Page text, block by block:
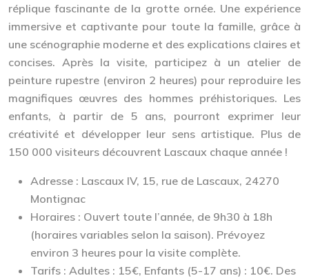
réplique fascinante de la grotte ornée. Une expérience
immersive et captivante pour toute la famille, grâce à
une scénographie moderne et des explications claires et
concises. Après la visite, participez à un atelier de
peinture rupestre (environ 2 heures) pour reproduire les
magnifiques œuvres des hommes préhistoriques. Les
enfants, à partir de 5 ans, pourront exprimer leur
créativité et développer leur sens artistique. Plus de
150 000 visiteurs découvrent Lascaux chaque année !
Adresse : Lascaux IV, 15, rue de Lascaux, 24270
Montignac
Horaires : Ouvert toute l’année, de 9h30 à 18h
(horaires variables selon la saison). Prévoyez
environ 3 heures pour la visite complète.
Tarifs : Adultes : 15€, Enfants (5-17 ans) : 10€. Des